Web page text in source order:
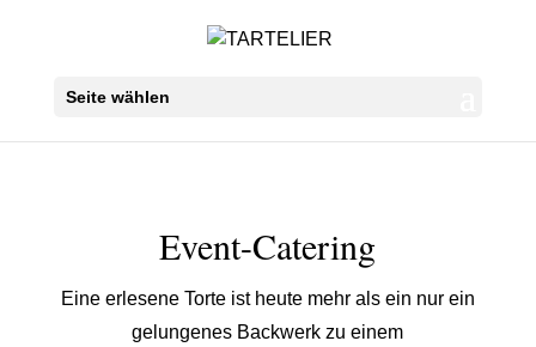
Seite wählen
Event-Catering
Eine erlesene Torte ist heute mehr als ein nur ein
gelungenes Backwerk zu einem